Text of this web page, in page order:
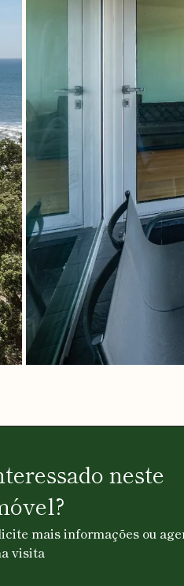
neste
mais informações ou
visita